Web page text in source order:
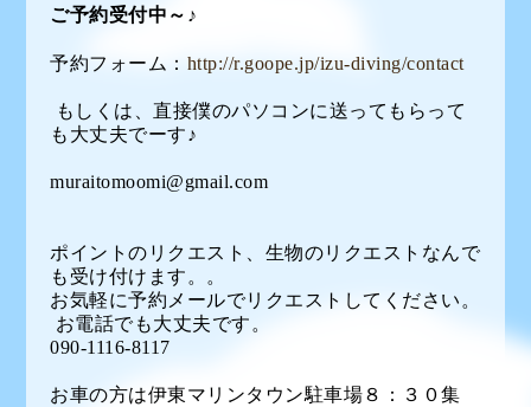
ご予約受付中～♪
予約フォーム： http://r.goope.jp/izu-diving/contact
もしくは、直接僕のパソコンに送ってもらって
も大丈夫でーす♪
muraitomoomi@gmail.com
ポイントのリクエスト、生物のリクエストなんで
も受け付けます。。
お気軽に予約メールでリクエストしてください。
お電話でも大丈夫です。
090-1116-8117
お車の方は伊東マリンタウン駐車場８：３０集